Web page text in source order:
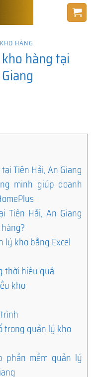
HÀNG
hàng tại
Tiên Hải, An Giang
minh giúp doanh
Tiên Hải, An Giang
lý kho bằng Excel
thời hiệu quả
kho
trong quản lý kho
phần mềm quản lý